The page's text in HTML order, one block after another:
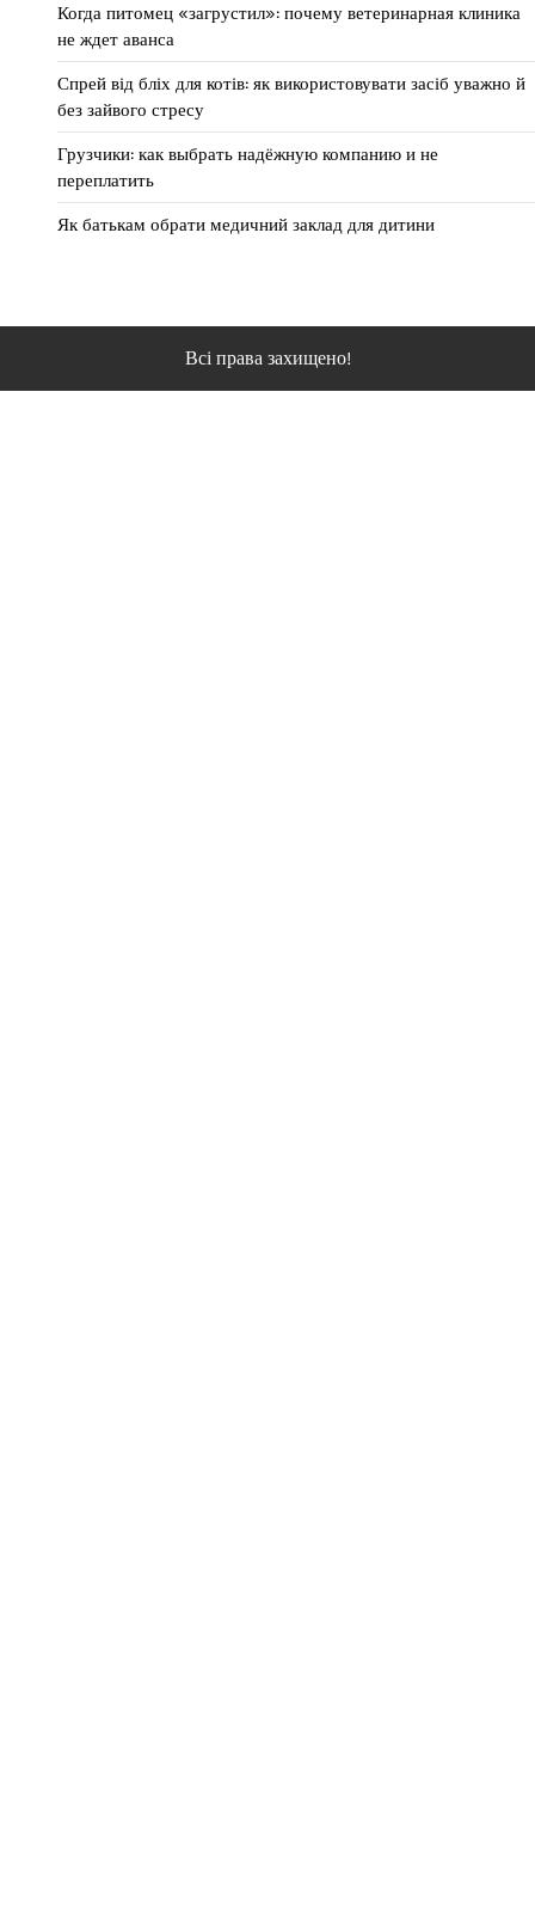
Когда питомец «загрустил»: почему ветеринарная клиника
не ждет аванса
Спрей від бліх для котів: як використовувати засіб уважно й
без зайвого стресу
Грузчики: как выбрать надёжную компанию и не
переплатить
Як батькам обрати медичний заклад для дитини
Всі права захищено!